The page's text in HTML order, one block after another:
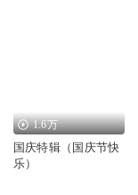
1.6万
国庆特辑（国庆节快
乐）